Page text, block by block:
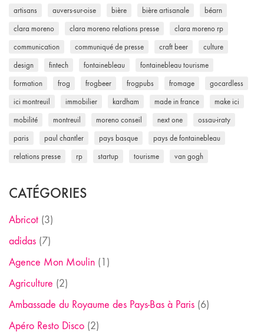
artisans auvers-sur-oise bière bière artisanale béarn
clara moreno clara moreno relations presse clara moreno rp
communication communiqué de presse craft beer culture
design fintech fontainebleau fontainebleau tourisme
formation frog frogbeer frogpubs fromage gocardless
ici montreuil immobilier kardham made in france make ici
mobilité montreuil moreno conseil next one ossau-iraty
paris paul chantler pays basque pays de fontainebleau
relations presse rp startup tourisme van gogh
CATÉGORIES
Abricot (3)
adidas (7)
Agence Mon Moulin (1)
Agriculture (2)
Ambassade du Royaume des Pays-Bas à Paris (6)
Apéro Resto Disco (2)